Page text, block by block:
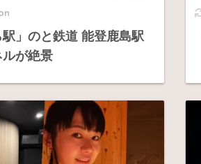
駅」のと鉄道 能登鹿島駅
が絶景